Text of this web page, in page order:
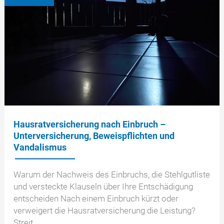
Hausratversicherung nach Einbruch –
Unterversicherung, Beweispflichten und
Vandalismus
Warum der Nachweis des Einbruchs, die Stehlgutliste
und versteckte Klauseln über Ihre Entschädigung
entscheiden Nach einem Einbruch kürzt oder
verweigert die Hausratversicherung die Leistung?